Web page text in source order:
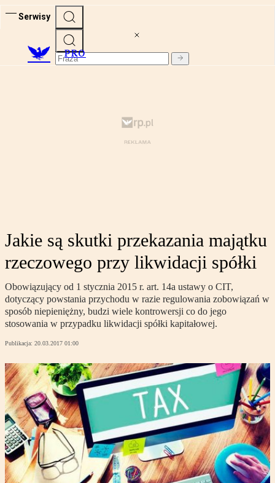
Serwisy
PRO
Jakie są skutki przekazania majątku
rzeczowego przy likwidacji spółki
Obowiązujący od 1 stycznia 2015 r. art. 14a ustawy o CIT,
dotyczący powstania przychodu w razie regulowania zobowiązań w
sposób niepieniężny, budzi wiele kontrowersji co do jego
stosowania w przypadku likwidacji spółki kapitałowej.
Publikacja: 20.03.2017 01:00